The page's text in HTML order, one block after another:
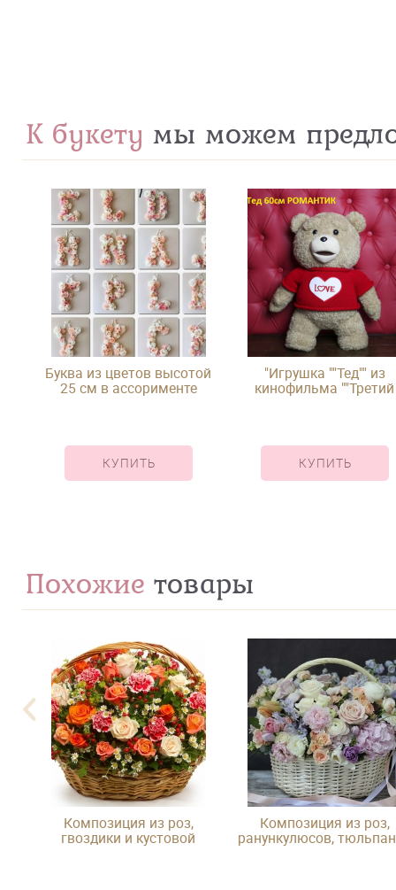
К букету мы можем
Буква из цветов высотой
25 см в ассорименте
КУПИТЬ
"Игрушка ""Тед"" из
кинофильма ""Третий
КУПИТЬ
Похожие товары
Композиция из роз,
гвоздики и кустовой
Композиция из роз,
ранункулюсов,